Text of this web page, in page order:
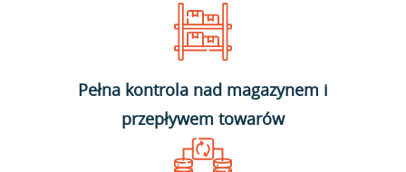
Pełna kontrola nad magazynem i
przepływem towarów